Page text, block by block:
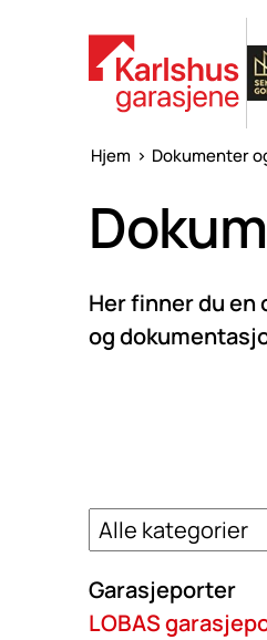
Hjem > Dokumenter
Her finner du
og
Garasjeporter
LOBAS